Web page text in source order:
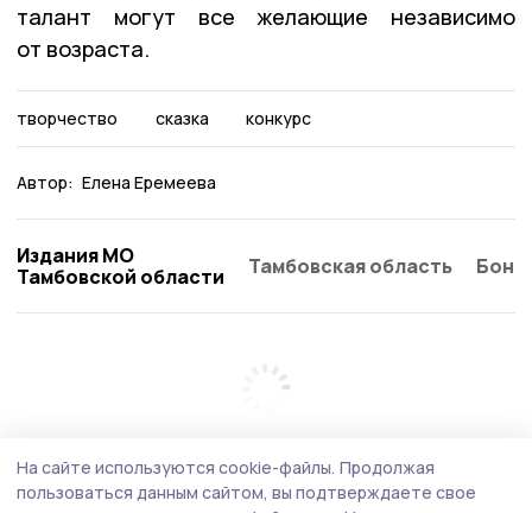
талант могут все желающие независимо
от возраста.
творчество сказка конкурс
Автор: Елена Еремеева
Издания МО
Тамбовской области
Тамбовская область
На сайте используются cookie-файлы. Продолжая
пользоваться данным сайтом, вы подтверждаете свое